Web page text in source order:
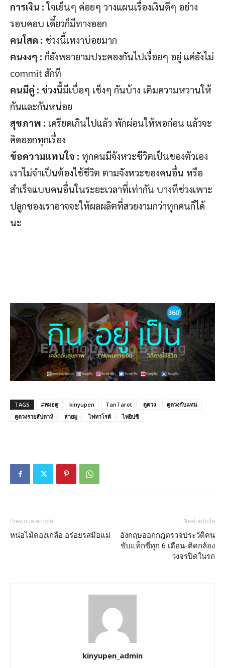
การเงิน : ใจเย็นๆ ค่อยๆ วางแผนเรื่องเงินดีๆ อย่าง
รอบคอบ เดี๋ยวก็มีทางออก
คนโสด : ช่วงนี้เหงาบ่อยมาก
คนงงๆ : ก็ยังพยายามประคองกันไปเรื่อยๆ อยู่ แค่ยังไม่
commit สักที
คนมีคู่ : ช่วงนี้มีเบื่อๆ เช็งๆ กันบ้าง เติมความหวานให้
กันและกันหน่อย
สุขภาพ : เครียดเกินไปแล้ว พักผ่อนให้พอก่อน แล้วจะ
คิดออกทุกเรื่อง
ข้อความแทนใจ : ทุกคนมีจังหวะชีวิตเป็นของตัวเอง
เราไม่จำเป็นต้องใช้ชีวิต ตามจังหวะของคนอื่น หรือ
สำเร็จแบบคนอื่นในระยะเวลาที่เท่ากัน บางทีช่วงเพาะ
ปลูกของเราอาจจะให้ผลผลิตที่สวยงามกว่าทุกคนก็ได้
นะ
TAGS #หมอดู kinyupen TanTarot ดูดวง
ดูดวงกับแทน
ดูดวงรายสัปดาห์
สายมู ไพ่ทาโรต์ ไพ่ยิปซี
Previous article
หน่อไม้ดองเกลือ อร่อยรสมือแม่
Next article
อังกฤษออกกฎตรวจประวัติคน
ขับแท็กซี่ทุก 6 เดือน-ติดกล้อง
วงจรปิดในรถ
kinyupen_admin